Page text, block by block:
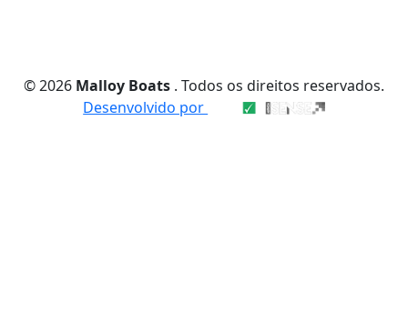
© 2026 Malloy Boats . Todos os direitos reservados.
Desenvolvido por